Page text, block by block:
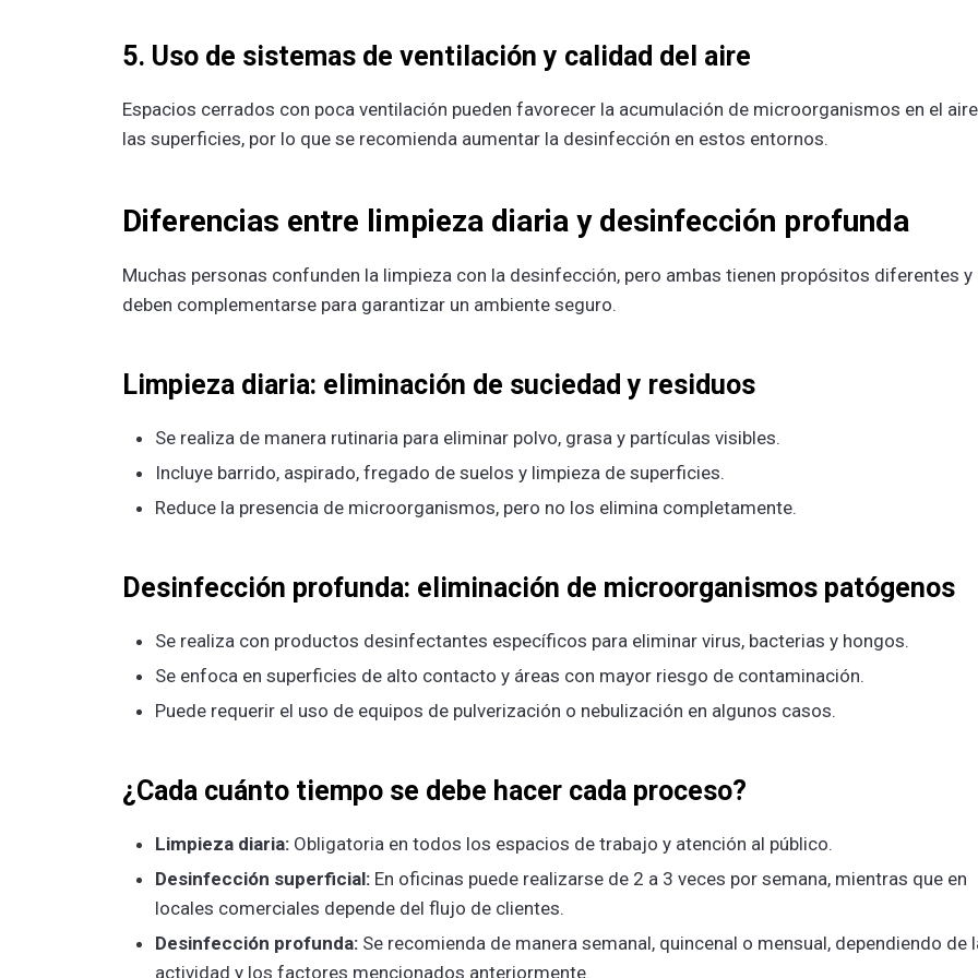
5. Uso de sistemas de ventilación y calidad del aire
Espacios cerrados con poca ventilación pueden favorecer la acumulación de microorganismos en el
las superficies, por lo que se recomienda aumentar la desinfección en estos entornos.
Diferencias entre limpieza diaria y desinfección profunda
Muchas personas confunden la limpieza con la desinfección, pero ambas tienen propósitos diferentes y
deben complementarse para garantizar un ambiente seguro.
Limpieza diaria: eliminación de suciedad y residuos
Se realiza de manera rutinaria para eliminar polvo, grasa y partículas visibles.
Incluye barrido, aspirado, fregado de suelos y limpieza de superficies.
Reduce la presencia de microorganismos, pero no los elimina completamente.
Desinfección profunda: eliminación de microorganismos patógenos
Se realiza con productos desinfectantes específicos para eliminar virus, bacterias y hongos.
Se enfoca en superficies de alto contacto y áreas con mayor riesgo de contaminación.
Puede requerir el uso de equipos de pulverización o nebulización en algunos casos.
¿Cada cuánto tiempo se debe hacer cada proceso?
Limpieza diaria: Obligatoria en todos los espacios de trabajo y atención al público.
Desinfección superficial: En oficinas puede realizarse de 2 a 3 veces por semana, mientras que en
locales comerciales depende del flujo de clientes.
Desinfección profunda: Se recomienda de manera semanal, quincenal o mensual, dependiendo de
actividad y los factores mencionados anteriormente.